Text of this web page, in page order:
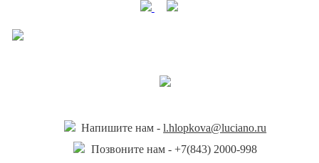
Напишите нам -l.hlopkova@luciano.ru
Позвоните нам - +7(843) 2000-998